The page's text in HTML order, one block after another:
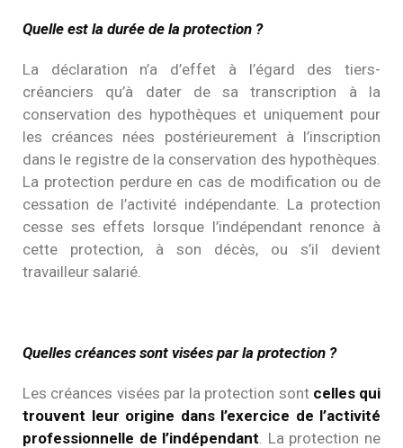
Quelle est la durée de la protection ?
La déclaration n’a d’effet à l’égard des tiers-
créanciers qu’à dater de sa transcription à la
conservation des hypothèques et uniquement pour
les créances nées postérieurement à l’inscription
dans le registre de la conservation des hypothèques.
La protection perdure en cas de modification ou de
cessation de l’activité indépendante. La protection
cesse ses effets lorsque l’indépendant renonce à
cette protection, à son décès, ou s’il devient
travailleur salarié.
Quelles créances sont visées par la protection ?
Les créances visées par la protection sont celles qui
trouvent leur origine dans l’exercice de l’activité
professionnelle de l’indépendant . La protection ne